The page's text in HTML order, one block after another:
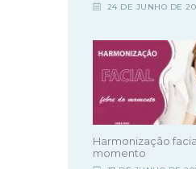
24 DE JUNHO DE
Harmonização
momento